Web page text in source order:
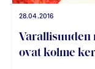
28.04.2016
Varallisuuden
ovat kolme